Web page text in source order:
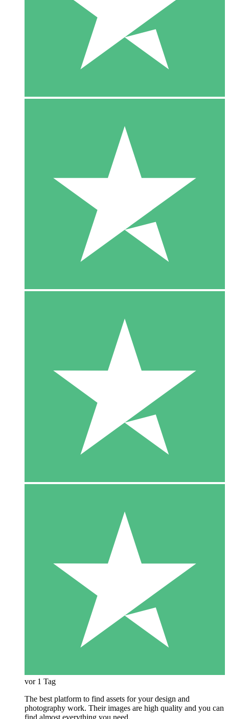
vor 1 Tag
The best platform to find assets for your design and
photography work. Their images are high quality and you can
find almost everything you need.